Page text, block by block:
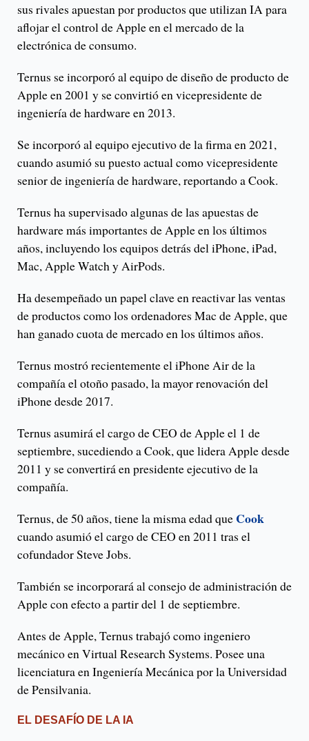
sus rivales apuestan por productos que utilizan IA para
aflojar el control de Apple en el mercado de la
electrónica de consumo.
Ternus se incorporó al equipo de diseño de producto de
Apple en 2001 y se convirtió en vicepresidente de
ingeniería de hardware en 2013.
Se incorporó al equipo ejecutivo de la firma en 2021,
cuando asumió su puesto actual como vicepresidente
senior de ingeniería de hardware, reportando a Cook.
Ternus ha supervisado algunas de las apuestas de
hardware más importantes de Apple en los últimos
años, incluyendo los equipos detrás del iPhone, iPad,
Mac, Apple Watch y AirPods.
Ha desempeñado un papel clave en reactivar las ventas
de productos como los ordenadores Mac de Apple, que
han ganado cuota de mercado en los últimos años.
Ternus mostró recientemente el iPhone Air de la
compañía el otoño pasado, la mayor renovación del
iPhone desde 2017.
Ternus asumirá el cargo de CEO de Apple el 1 de
septiembre, sucediendo a Cook, que lidera Apple desde
2011 y se convertirá en presidente ejecutivo de la
compañía.
Ternus, de 50 años, tiene la misma edad que Cook
cuando asumió el cargo de CEO en 2011 tras el
cofundador Steve Jobs.
También se incorporará al consejo de administración de
Apple con efecto a partir del 1 de septiembre.
Antes de Apple, Ternus trabajó como ingeniero
mecánico en Virtual Research Systems. Posee una
licenciatura en Ingeniería Mecánica por la Universidad
de Pensilvania.
EL DESAFÍO DE LA IA